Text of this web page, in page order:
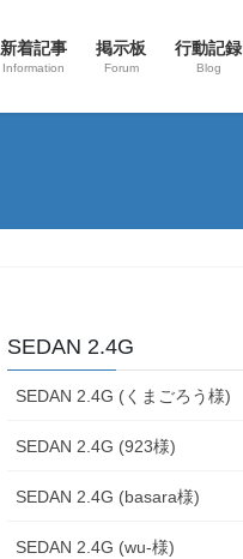
新着記事
Information
掲示板
Forum
行動記録
Blog
SEDAN 2.4G
SEDAN 2.4G (くまごろう様)
SEDAN 2.4G (923様)
SEDAN 2.4G (basara様)
SEDAN 2.4G (wu-様)